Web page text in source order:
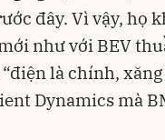
đây. Vì vậy, họ
như với BEV
là chính,
Dynamics mà